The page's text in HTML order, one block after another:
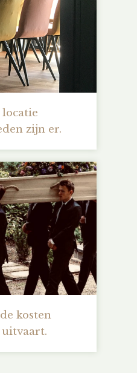
locatie
zijn er.
kosten
uitvaart.